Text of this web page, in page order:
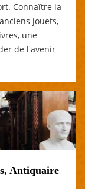
Connaître la
jouets,
une
de l'avenir
Antiquaire